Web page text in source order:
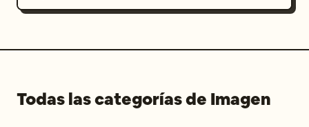
Todas las categorías de Imagen